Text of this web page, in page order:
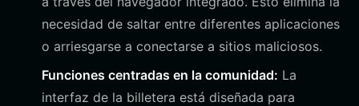
necesidad de saltar entre diferentes aplicaciones
o arriesgarse a conectarse a sitios maliciosos.
Funciones centradas en la comunidad: La
interfaz de la billetera está diseñada para